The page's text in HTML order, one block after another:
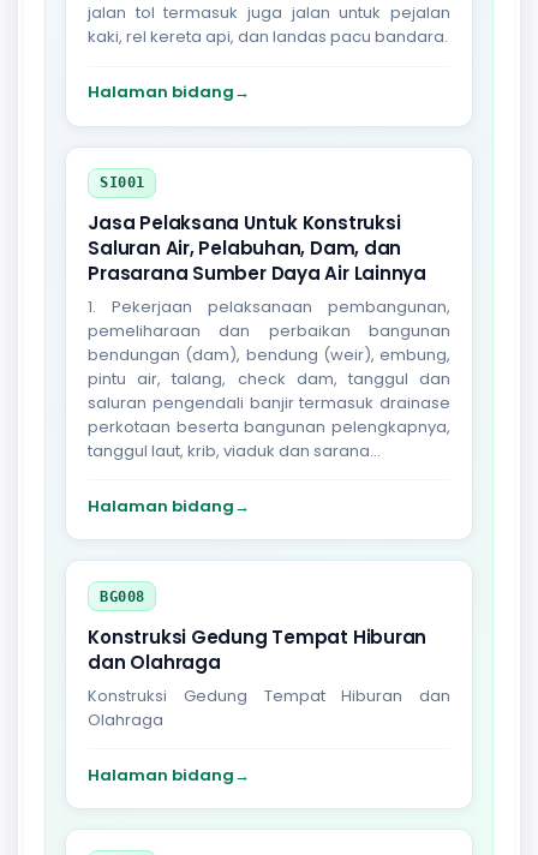
jalan tol termasuk juga jalan untuk pejalan
kaki, rel kereta api, dan landas pacu bandara.
Halaman bidang→
SI001
Jasa Pelaksana Untuk Konstruksi
Saluran Air, Pelabuhan, Dam, dan
Prasarana Sumber Daya Air Lainnya
1. Pekerjaan pelaksanaan pembangunan,
pemeliharaan dan perbaikan bangunan
bendungan (dam), bendung (weir), embung,
pintu air, talang, check dam, tanggul dan
saluran pengendali banjir termasuk drainase
perkotaan beserta bangunan pelengkapnya,
tanggul laut, krib, viaduk dan sarana...
Halaman bidang→
BG008
Konstruksi Gedung Tempat Hiburan
dan Olahraga
Konstruksi Gedung Tempat Hiburan dan
Olahraga
Halaman bidang→